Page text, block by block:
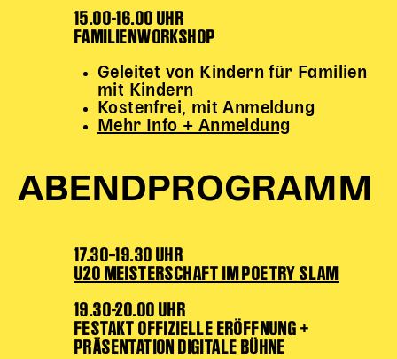
Wem gehört die Bühne?
House of Hybrid Rebels
HAUS
Unser Blog
Bühnen + Studios
Leitlinien
15.00-16.00 UHR
FAMILIENWORKSHOP
Geleitet von Kindern für Familien
mit Kindern
Kostenfrei, mit Anmeldung
Mehr Info + Anmeldung
ABENDPROGRAMM
17.30–19.30 UHR
U20 MEISTERSCHAFT IM POETRY SLAM
19.30-20.00 UHR
FESTAKT OFFIZIELLE ERÖFFNUNG +
PRÄSENTATION DIGITALE BÜHNE